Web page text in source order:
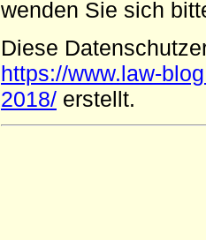
wenden Sie sich
Diese
https://www.law-
2018/ erstellt.